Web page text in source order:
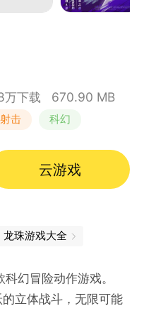
万下载 670.90 MB
射击 科幻
云游戏
龙珠游戏大全
幻冒险动作游戏。
立体战斗，无限可能